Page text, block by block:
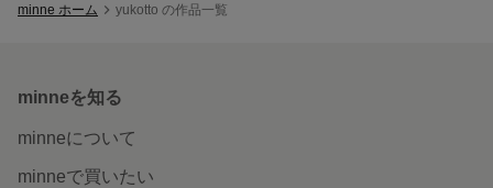
minne ホーム yukotto の作品一覧
minneを知る
minneについて
minneで買いたい